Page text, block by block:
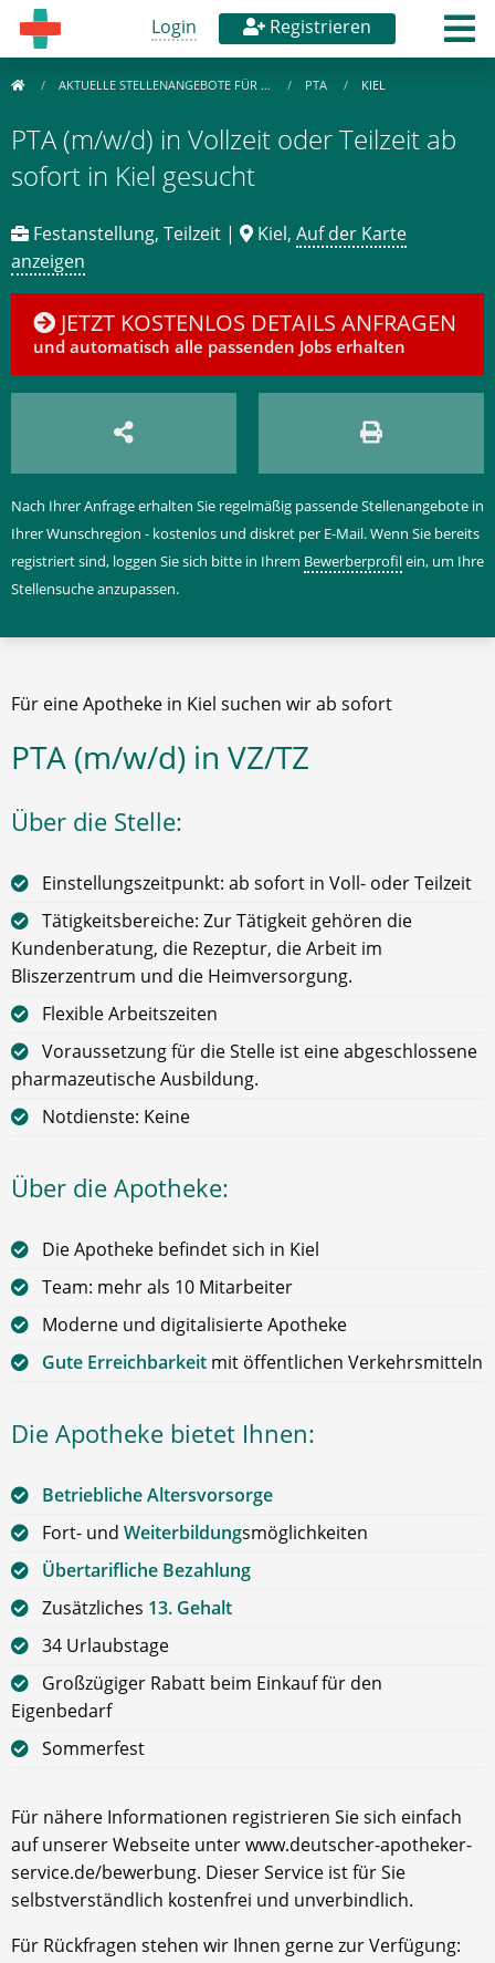
Login Registrieren
AKTUELLE STELLENANGEBOTE FÜR … PTA KIEL
PTA (m/w/d) in Vollzeit oder Teilzeit ab
sofort in Kiel gesucht
Festanstellung, Teilzeit | Kiel, Auf der Karte
anzeigen
JETZT KOSTENLOS DETAILS ANFRAGEN
und automatisch alle passenden Jobs erhalten
Nach Ihrer Anfrage erhalten Sie regelmäßig passende Stellenangebote in
Ihrer Wunschregion - kostenlos und diskret per E-Mail. Wenn Sie bereits
registriert sind, loggen Sie sich bitte in Ihrem Bewerberprofilein, um Ihre
Stellensuche anzupassen.
Für eine Apotheke in Kiel suchen wir ab sofort
PTA (m/w/d) in VZ/TZ
Über die Stelle:
Einstellungszeitpunkt: ab sofort in Voll- oder Teilzeit
Tätigkeitsbereiche: Zur Tätigkeit gehören die
Kundenberatung, die Rezeptur, die Arbeit im
Bliszerzentrum und die Heimversorgung.
Flexible Arbeitszeiten
Voraussetzung für die Stelle ist eine abgeschlossene
pharmazeutische Ausbildung.
Notdienste: Keine
Über die Apotheke:
Die Apotheke befindet sich in Kiel
Team: mehr als 10 Mitarbeiter
Moderne und digitalisierte Apotheke
Gute Erreichbarkeit mit öffentlichen Verkehrsmitteln
Die Apotheke bietet Ihnen:
Betriebliche Altersvorsorge
Fort- und Weiterbildungsmöglichkeiten
Übertarifliche Bezahlung
Zusätzliches 13. Gehalt
34 Urlaubstage
Großzügiger Rabatt beim Einkauf für den
Eigenbedarf
Sommerfest
Für nähere Informationen registrieren Sie sich einfach
auf unserer Webseite unter www.deutscher-apotheker-
service.de/bewerbung. Dieser Service ist für Sie
selbstverständlich kostenfrei und unverbindlich.
Für Rückfragen stehen wir Ihnen gerne zur Verfügung: